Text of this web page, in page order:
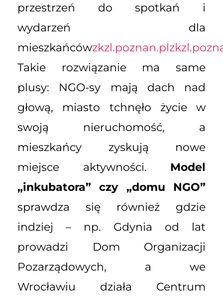
przestrzeń do spotkań i
wydarzeń dla
mieszkańcówzkzl.poznan.pl
Takie rozwiązanie ma same
plusy: NGO-sy mają dach nad
głową, miasto tchnęło życie w
swoją nieruchomość, a
mieszkańcy zyskują nowe
miejsce aktywności. Model
„inkubatora” czy „domu NGO”
sprawdza się również gdzie
indziej – np. Gdynia od lat
prowadzi Dom Organizacji
Pozarządowych, a we
Wrocławiu działa Centrum